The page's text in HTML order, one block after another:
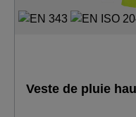
EN ISO 20471 après 50
visibilité · Accès à
Veste de pluie